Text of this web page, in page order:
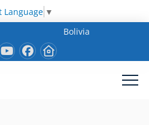
Language ▼
Bolivia